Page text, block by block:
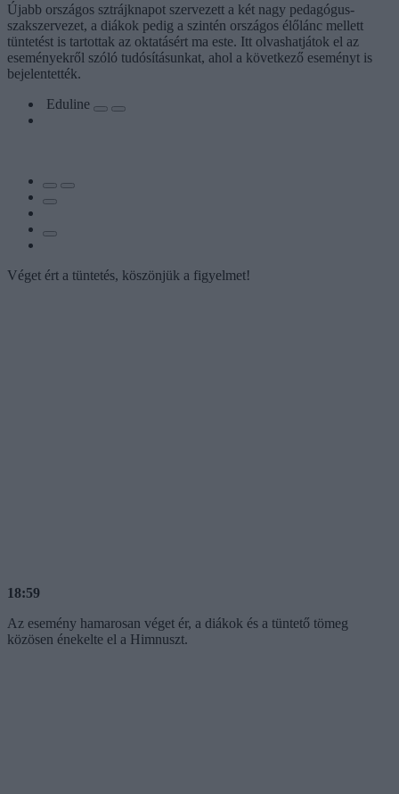
Újabb országos sztrájknapot szervezett a két nagy pedagógus-
szakszervezet, a diákok pedig a szintén országos élőlánc mellett
tüntetést is tartottak az oktatásért ma este. Itt olvashatjátok el az
eseményekről szóló tudósításunkat, ahol a következő eseményt is
bejelentették.
Eduline
Véget ért a tüntetés, köszönjük a figyelmet!
18:59
Az esemény hamarosan véget ér, a diákok és a tüntető tömeg
közösen énekelte el a Himnuszt.